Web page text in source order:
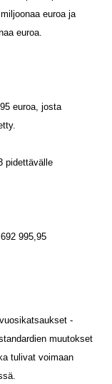
euroa ja
euroa.
euroa, josta
pidettävälle
995,95
-
muutokset
tulivat voimaan